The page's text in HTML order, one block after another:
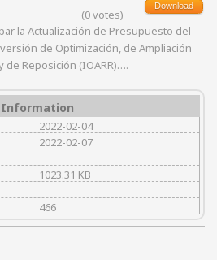
Download
(0 votes)
la Actualización de Presupuesto del
de Optimización, de Ampliación
de Reposición (IOARR)….
Information
2022-02-04
2022-02-07
1023.31 KB
466